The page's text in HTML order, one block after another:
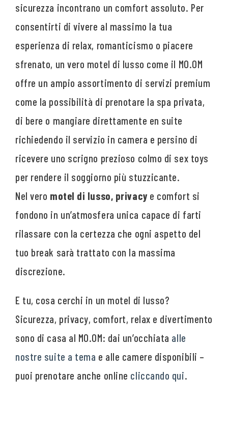
sicurezza incontrano un comfort assoluto. Per
consentirti di vivere al massimo la tua
esperienza di relax, romanticismo o piacere
sfrenato, un vero motel di lusso come il MO.OM
offre un ampio assortimento di servizi premium
come la possibilità di prenotare la spa privata,
di bere o mangiare direttamente en suite
richiedendo il servizio in camera e persino di
ricevere uno scrigno prezioso colmo di sex toys
per rendere il soggiorno più stuzzicante.
Nel vero motel di lusso, privacye comfort si
fondono in un’atmosfera unica capace di farti
rilassare con la certezza che ogni aspetto del
tuo break sarà trattato con la massima
discrezione.
E tu, cosa cerchi in un motel di lusso?
Sicurezza, privacy, comfort, relax e divertimento
sono di casa al MO.OM: dai un’occhiata alle
nostre suite a tema e alle camere disponibili –
puoi prenotare anche online cliccando qui.